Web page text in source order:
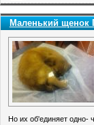
Маленький щенок
Но их об'единяет одно-